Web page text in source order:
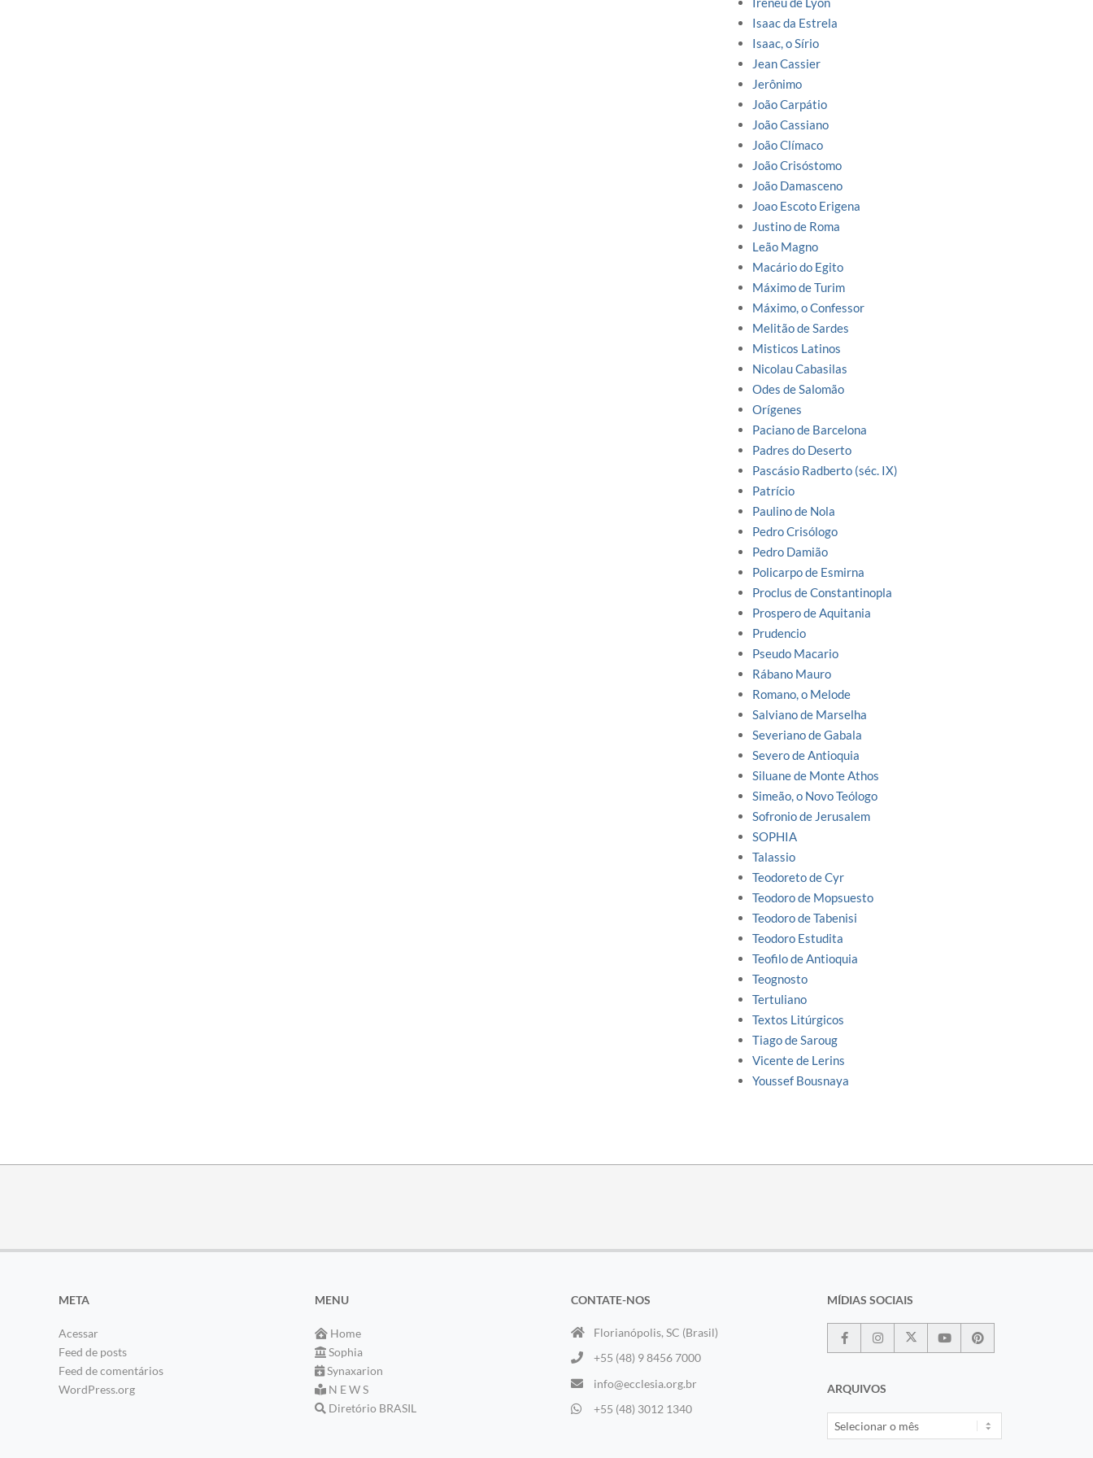
Isaac da Estrela
Isaac, o Sírio
Jean Cassier
Jerônimo
João Carpátio
João Cassiano
João Clímaco
João Crisóstomo
João Damasceno
Joao Escoto Erigena
Justino de Roma
Leão Magno
Macário do Egito
Máximo de Turim
Máximo, o Confessor
Melitão de Sardes
Misticos Latinos
Nicolau Cabasilas
Odes de Salomão
Orígenes
Paciano de Barcelona
Padres do Deserto
Pascásio Radberto (séc. IX)
Patrício
Paulino de Nola
Pedro Crisólogo
Pedro Damião
Policarpo de Esmirna
Proclus de Constantinopla
Prospero de Aquitania
Prudencio
Pseudo Macario
Rábano Mauro
Romano, o Melode
Salviano de Marselha
Severiano de Gabala
Severo de Antioquia
Siluane de Monte Athos
Simeão, o Novo Teólogo
Sofronio de Jerusalem
SOPHIA
Talassio
Teodoreto de Cyr
Teodoro de Mopsuesto
Teodoro de Tabenisi
Teodoro Estudita
Teofilo de Antioquia
Teognosto
Tertuliano
Textos Litúrgicos
Tiago de Saroug
Vicente de Lerins
Youssef Bousnaya
META
Acessar
Feed de posts
Feed de comentários
WordPress.org
MENU
Home
Sophia
Synaxarion
N E W S
Diretório BRASIL
CONTATE-NOS
Florianópolis, SC (Brasil)
+55 (48) 9 8456 7000
info@ecclesia.org.br
+55 (48) 3012 1340
MÍDIAS SOCIAIS
ARQUIVOS